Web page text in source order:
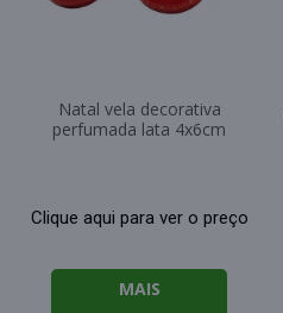
Natal vela decorativa
perfumada lata 4x6cm
Clique aqui para ver o preço
MAIS